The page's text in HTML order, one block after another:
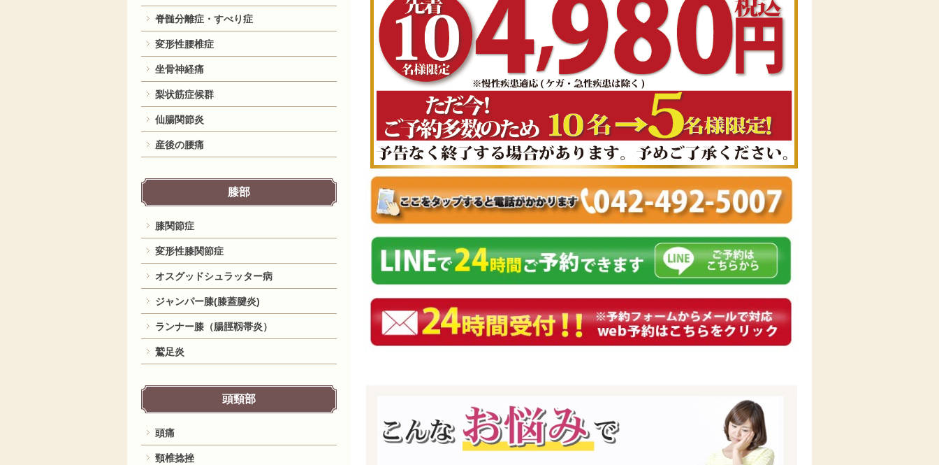
脊髄分離症・すべり症
変形性腰椎症
坐骨神経痛
梨状筋症候群
仙腸関節炎
産後の腰痛
膝部
膝関節症
変形性膝関節症
オスグッドシュラッター病
ジャンパー膝(膝蓋腱炎)
ランナー膝（腸脛靱帯炎）
鷲足炎
頭頸部
頭痛
頸椎捻挫